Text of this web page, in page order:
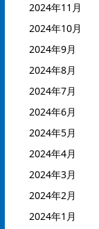
2024年11月
2024年10月
2024年9月
2024年8月
2024年7月
2024年6月
2024年5月
2024年4月
2024年3月
2024年2月
2024年1月